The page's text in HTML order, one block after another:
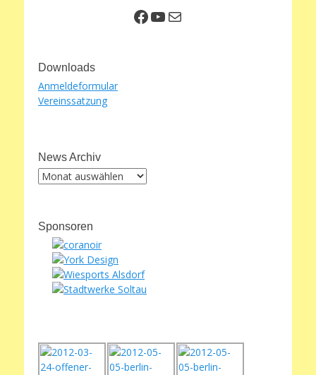
Facebook
YouTube
E-Mail
Downloads
Anmeldeformular
Vereinssatzung
News Archiv
News
Sponsoren